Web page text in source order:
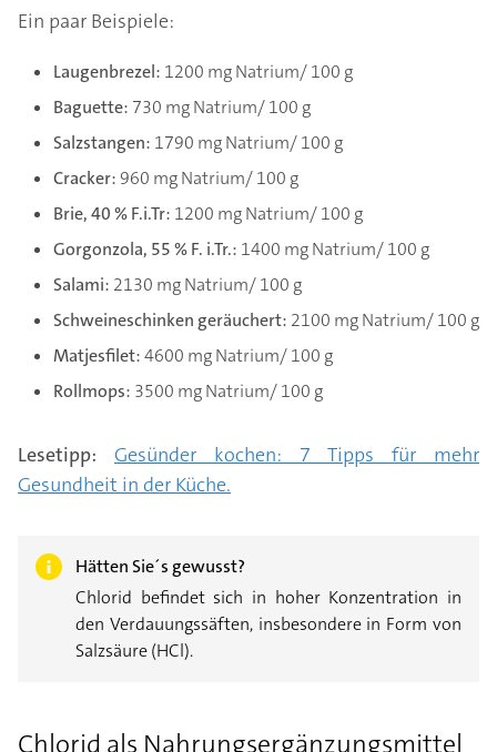
Ein paar Beispiele:
Laugenbrezel: 1200 mg Natrium/ 100 g
Baguette: 730 mg Natrium/ 100 g
Salzstangen: 1790 mg Natrium/ 100 g
Cracker: 960 mg Natrium/ 100 g
Brie, 40 % F.i.Tr: 1200 mg Natrium/ 100 g
Gorgonzola, 55 % F. i.Tr.: 1400 mg Natrium/ 100 g
Salami: 2130 mg Natrium/ 100 g
Schweineschinken geräuchert: 2100 mg Natrium/ 100 g
Matjesfilet:4600 mg Natrium/ 100 g
Rollmops: 3500 mg Natrium/ 100 g
Lesetipp:
Gesünder kochen: 7 Tipps für mehr
Gesundheit in der Küche.
Hätten Sie´s gewusst?
Chlorid befindet sich in hoher Konzentration in
den Verdauungssäften, insbesondere in Form von
Salzsäure (HCl).
Chlorid als Nahrungsergänzungsmittel